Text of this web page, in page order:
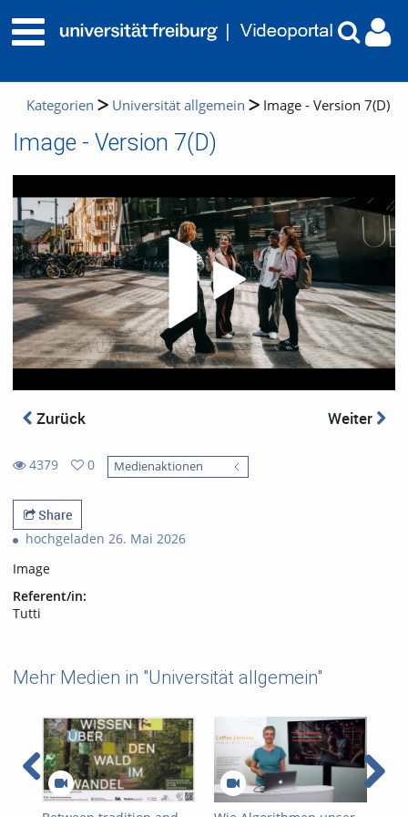
Kategorien Universität allgemein Image - Version 7(D)
Image - Version 7(D)
Zurück Weiter
4379
views
0
favorites
Medienaktionen
Share
hochgeladen 26. Mai 2026
Image
Referent/in:
Tutti
Mehr Medien in "Universität allgemein"